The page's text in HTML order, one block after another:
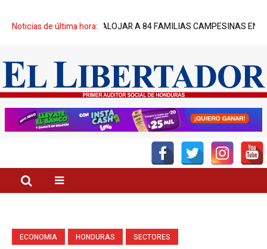
Noticias de última hora:
PARA DESALOJAR A 84 FAMILIAS CAMPESINAS EN
ECONOMIA HONDURAS SECTORES